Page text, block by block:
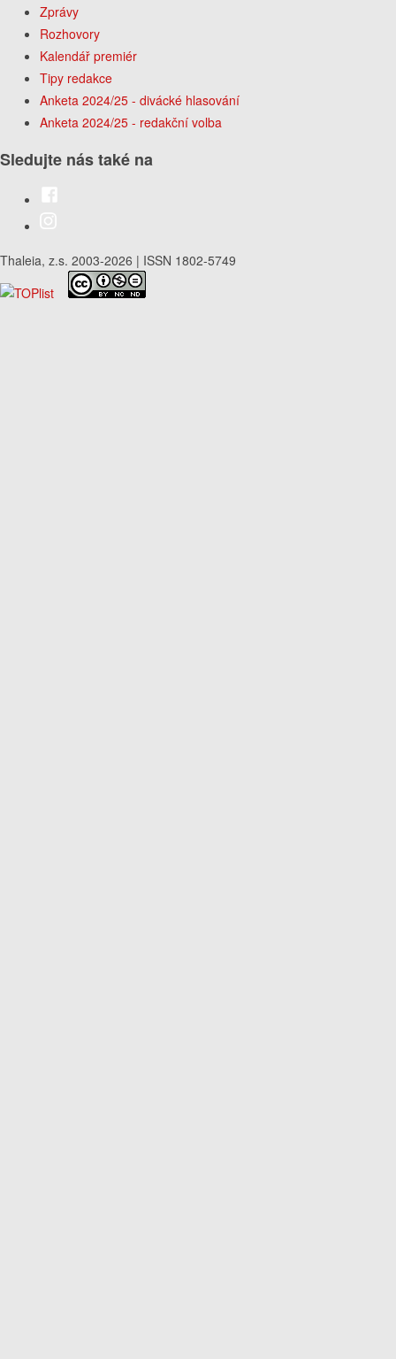
Zprávy
Rozhovory
Kalendář premiér
Tipy redakce
Anketa 2024/25 - divácké hlasování
Anketa 2024/25 - redakční volba
Sledujte nás také na
Thaleia, z.s. 2003-2026 | ISSN 1802-5749